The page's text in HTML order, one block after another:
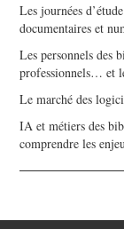
Les journées
documentaires et
Les personnels des
professionnels… et
Le marché des
IA et métiers des
comprendre les